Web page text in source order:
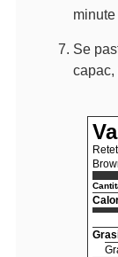
Se
capac,